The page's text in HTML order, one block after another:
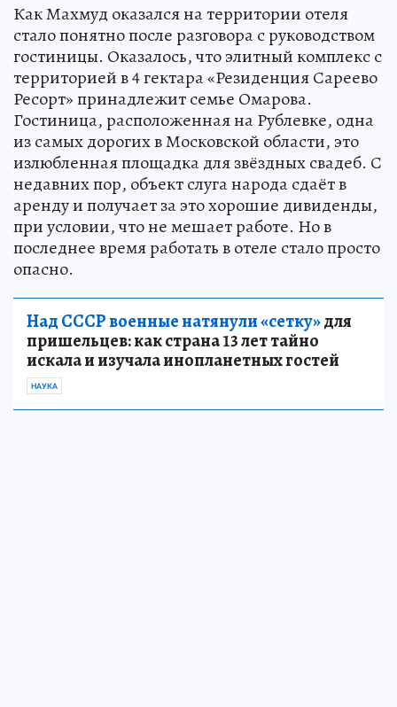
Как Махмуд оказался на территории отеля
стало понятно после разговора с руководством
гостиницы. Оказалось, что элитный комплекс с
территорией в 4 гектара «Резиденция Сареево
Ресорт» принадлежит семье Омарова.
Гостиница, расположенная на Рублевке, одна
из самых дорогих в Московской области, это
излюбленная площадка для звёздных свадеб. С
недавних пор, объект слуга народа сдаёт в
аренду и получает за это хорошие дивиденды,
при условии, что не мешает работе. Но в
последнее время работать в отеле стало просто
опасно.
Над СССР военные натянули «сетку»для
пришельцев: как страна 13 лет тайно
искала и изучала инопланетных гостей
НАУКА